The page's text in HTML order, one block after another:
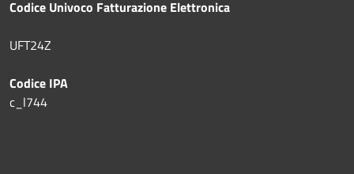
Codice Univoco Fatturazione Elettronica
UFT24Z
Codice IPA
c_l744